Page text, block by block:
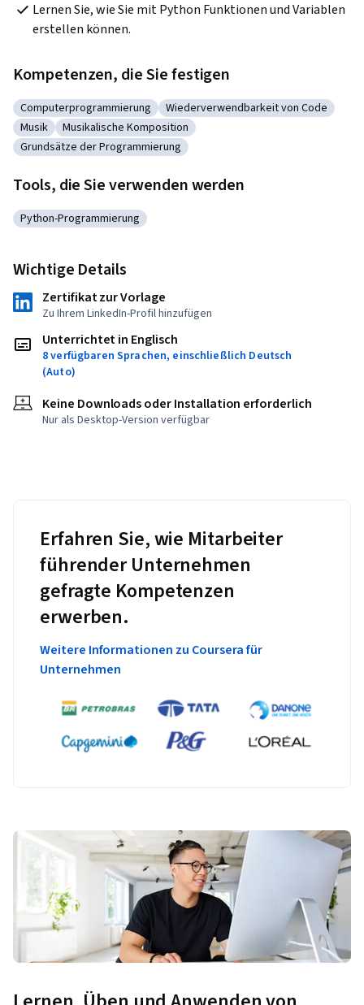
Lernen Sie, wie Sie mit Python Funktionen und Variablen
erstellen können.
Kompetenzen, die Sie festigen
Kategorie: Computerprogrammierung
Computerprogrammierung Kategorie: Wiederverwendbarkeit
Wiederverwendbarkeit von Code
Kategorie: Musik
Musik Kategorie: Musikalische Komposition
Musikalische Komposition
Kategorie: Grundsätze der Programmierung
Grundsätze der Programmierung
Tools, die Sie verwenden werden
Kategorie: Python-Programmierung
Python-Programmierung
Wichtige Details
Zertifikat zur Vorlage
Zu Ihrem LinkedIn-Profil hinzufügen
Unterrichtet in Englisch
8 verfügbaren Sprachen, einschließlich Deutsch
(Auto)
Keine Downloads oder Installation erforderlich
Nur als Desktop-Version verfügbar
Erfahren Sie, wie Mitarbeiter
führender Unternehmen
gefragte Kompetenzen
erwerben.
Weitere Informationen zu Coursera für
Unternehmen